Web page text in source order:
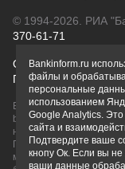
© 1994-2026. РИА
370-61-71
О проектеПолитика
Правовая
Вся информация о
bankinform.ru, носит
не является
ГК РФ. Информация не
может быть изменена.
Bankinform.ru
файлы и
персональные
использованием
Google Analytics.
сайта и
Подтвердите ваше
кнопу Ок. Если вы не
ваши данные